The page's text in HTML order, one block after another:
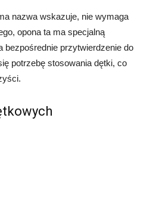
nazwa wskazuje, nie wymaga
opona ta ma specjalną
bezpośrednie przytwierdzenie do
potrzebę stosowania dętki, co